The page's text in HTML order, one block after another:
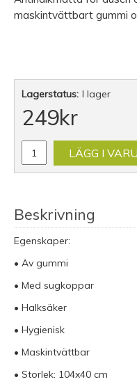
maskintvättbart gummi
Lagerstatus: I lager
249kr
LÄGG I
Beskrivning
Egenskaper:
• Av gummi
• Med sugkoppar
• Halksäker
• Hygienisk
• Maskintvättbar
• Storlek: 104x40 cm